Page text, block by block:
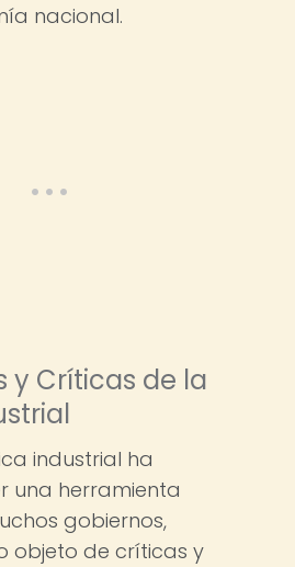
nacional.
y Críticas de la
industrial ha
una herramienta
gobiernos,
objeto de críticas y